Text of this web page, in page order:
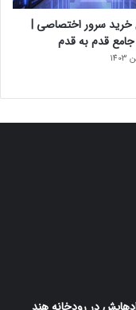
خرید سرور اختصاصی |
قدم به قدم